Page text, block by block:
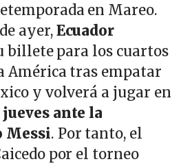
en Mareo.
ayer,Ecuador
billete para los cuartos
América tras empatar
y volverá a jugar en
jueves ante la
Messi. Por tanto, el
por el torneo